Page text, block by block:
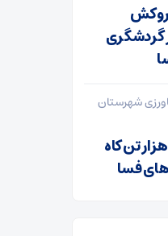
روکش
گردشگری
شهرستان
جمع‌آوری ۲۸ هزار تن کاه
فسا